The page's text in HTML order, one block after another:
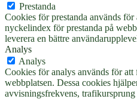
Prestanda
Cookies för prestanda används för
nyckelindex för prestanda på
leverera en bättre
Analys
Analys
Cookies för analys används för att
webbplatsen. Dessa cookies
avvisningsfrekvens, trafikursprung